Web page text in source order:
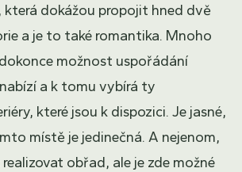
která dokážou propojit hned dvě
a je to také romantika. Mnoho
možnost uspořádání
a k tomu vybírá ty
které jsou k dispozici. Je jasné,
místě je jedinečná. A nejenom,
realizovat obřad, ale je zde možné